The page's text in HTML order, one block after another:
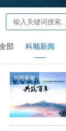
部 科顺新闻
科顺新闻